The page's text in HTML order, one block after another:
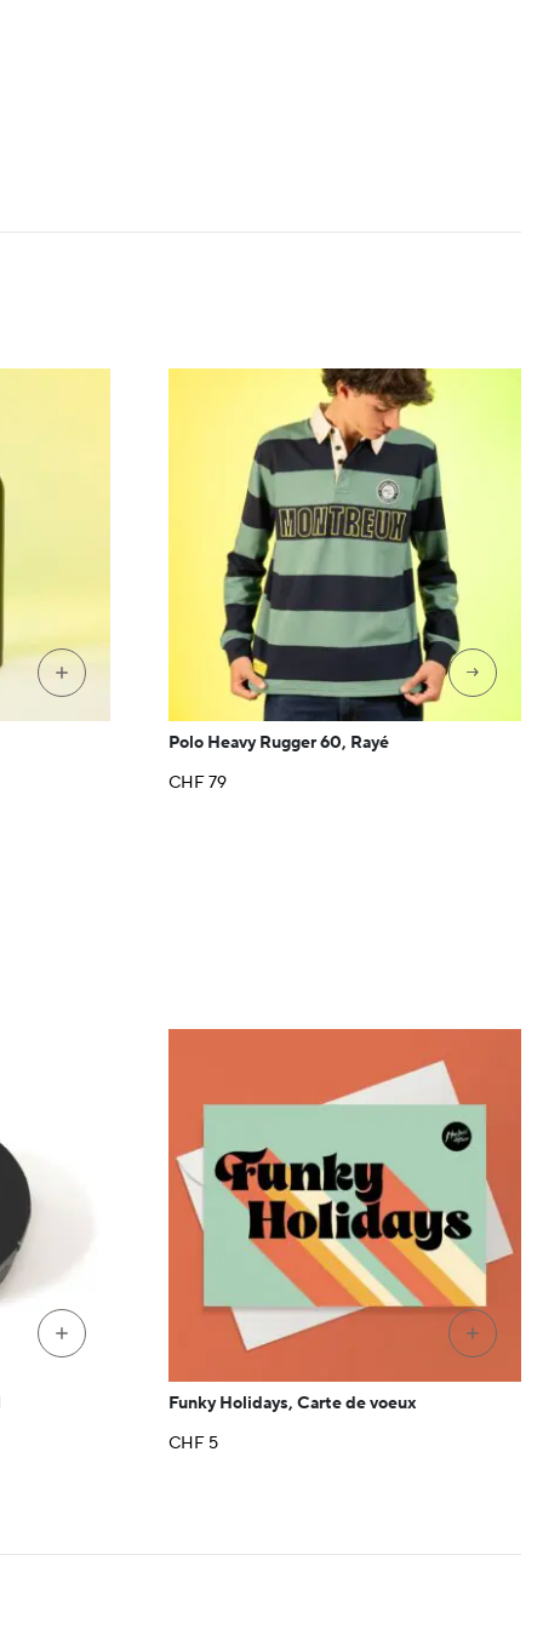
+ →
Polo Heavy Rugger 60, Rayé
CHF79
+ +
Funky Holidays, Carte de voeux
CHF 5